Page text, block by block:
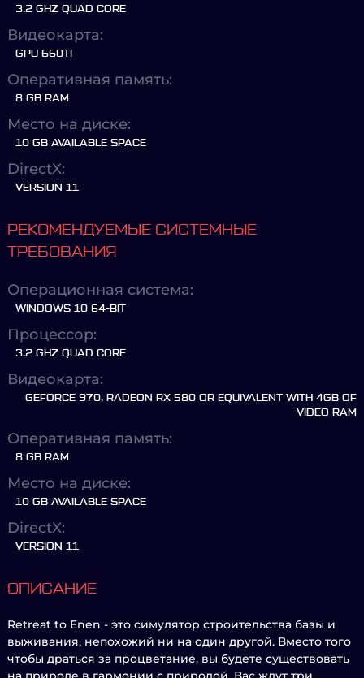
3.2 GHZ QUAD CORE
Видеокарта:
GPU 660TI
Оперативная память:
8 GB RAM
Место на диске:
10 GB AVAILABLE SPACE
DirectX:
VERSION 11
РЕКОМЕНДУЕМЫЕ СИСТЕМНЫЕ
ТРЕБОВАНИЯ
Операционная система:
WINDOWS 10 64-BIT
Процессор:
3.2 GHZ QUAD CORE
Видеокарта:
GEFORCE 970, RADEON RX 580 OR EQUIVALENT WITH 4GB OF
VIDEO RAM
Оперативная память:
8 GB RAM
Место на диске:
10 GB AVAILABLE SPACE
DirectX:
VERSION 11
ОПИСАНИЕ
Retreat to Enen - это симулятор строительства базы и
выживания, непохожий ни на один другой. Вместо того
чтобы драться за процветание, вы будете существовать